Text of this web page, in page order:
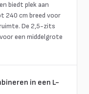
biedt plek aan
240 cm breed voor
De 2,5-zits
een middelgrote
in een L-